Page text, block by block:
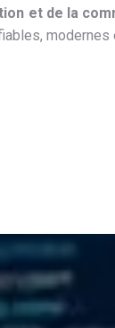
et de la
modernes